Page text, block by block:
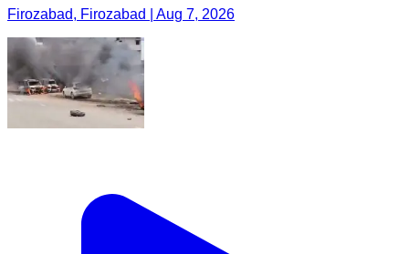
Firozabad, Firozabad | Aug 7, 2026